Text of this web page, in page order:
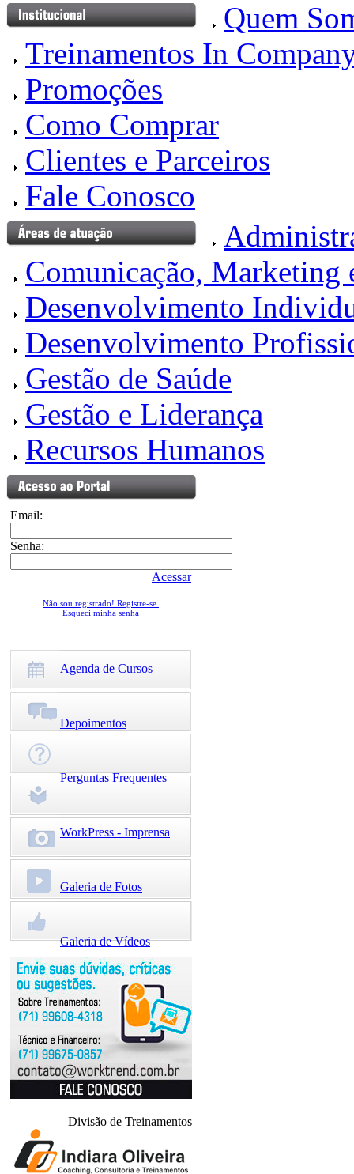
Quem
Treinamentos In
Promoções
Como Comprar
Clientes e Parceiros
Fale Conosco
Comunicação, Marketing
Desenvolvimento
Desenvolvimento
Gestão de Saúde
Gestão e Liderança
Recursos Humanos
Email:
Senha:
Acessar
Não sou registrado! Registre-se.
Esqueci minha senha
Agenda de Cursos
Depoimentos
Perguntas Frequentes
WorkPress - Imprensa
Galeria de Fotos
Galeria de Vídeos
WorkTrend no Facebook
Divisão de Treinamentos